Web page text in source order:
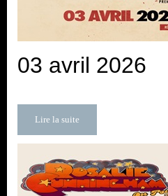
03 avril 2026
Lire la suite